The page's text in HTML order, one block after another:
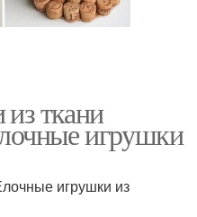
ткани
игрушки
игрушки из